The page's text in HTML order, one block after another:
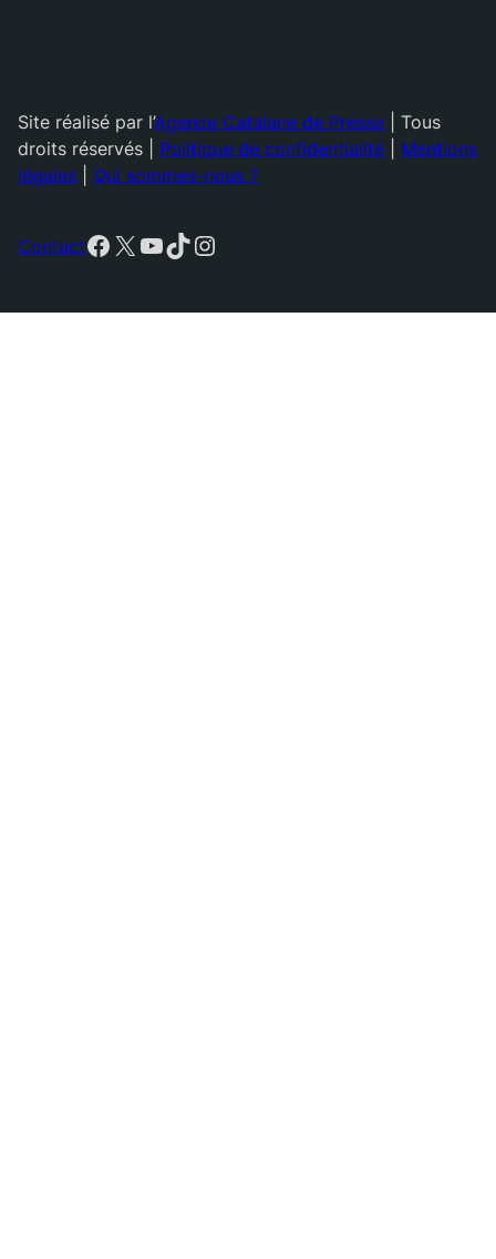
Site réalisé par l’Agence Catalane de Presse | Tous
droits réservés | Politique de confidentialité
Mentions
légales
Qui sommes-nous ?
ContactFacebook
X YouTube
TikTok
Instagram